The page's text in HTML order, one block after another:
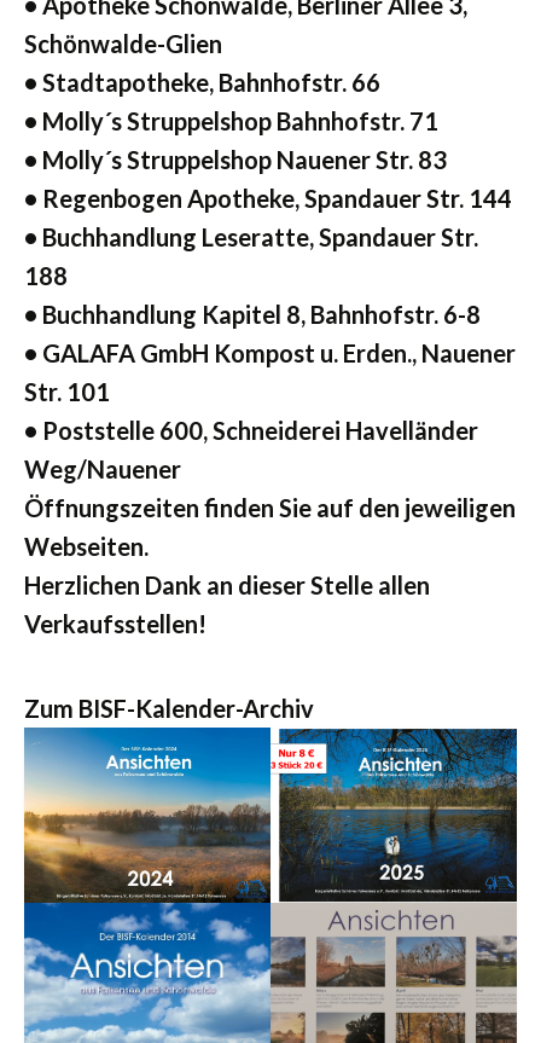
Schönwalde-Glien
• Stadtapotheke, Bahnhofstr. 66
• Molly´s Struppelshop Bahnhofstr. 71
• Molly´s Struppelshop Nauener Str. 83
• Regenbogen Apotheke, Spandauer Str. 144
• Buchhandlung Leseratte, Spandauer Str.
188
• Buchhandlung Kapitel 8, Bahnhofstr. 6-8
• GALAFA GmbH Kompost u. Erden., Nauener
Str. 101
• Poststelle 600, Schneiderei Havelländer
Weg/Nauener
Öffnungszeiten finden Sie auf den jeweiligen
Webseiten.
Herzlichen Dank an dieser Stelle allen
Verkaufsstellen!
Zum BISF-Kalender-Archiv